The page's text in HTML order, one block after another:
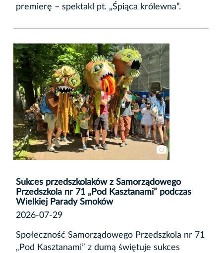
premierę – spektakl pt. „Śpiąca królewna”.
Sukces przedszkolaków z Samorządowego
Przedszkola nr 71 „Pod Kasztanami” podczas
Wielkiej Parady Smoków
2026-07-29
Społeczność Samorządowego Przedszkola nr 71
„Pod Kasztanami” z dumą świętuje sukces